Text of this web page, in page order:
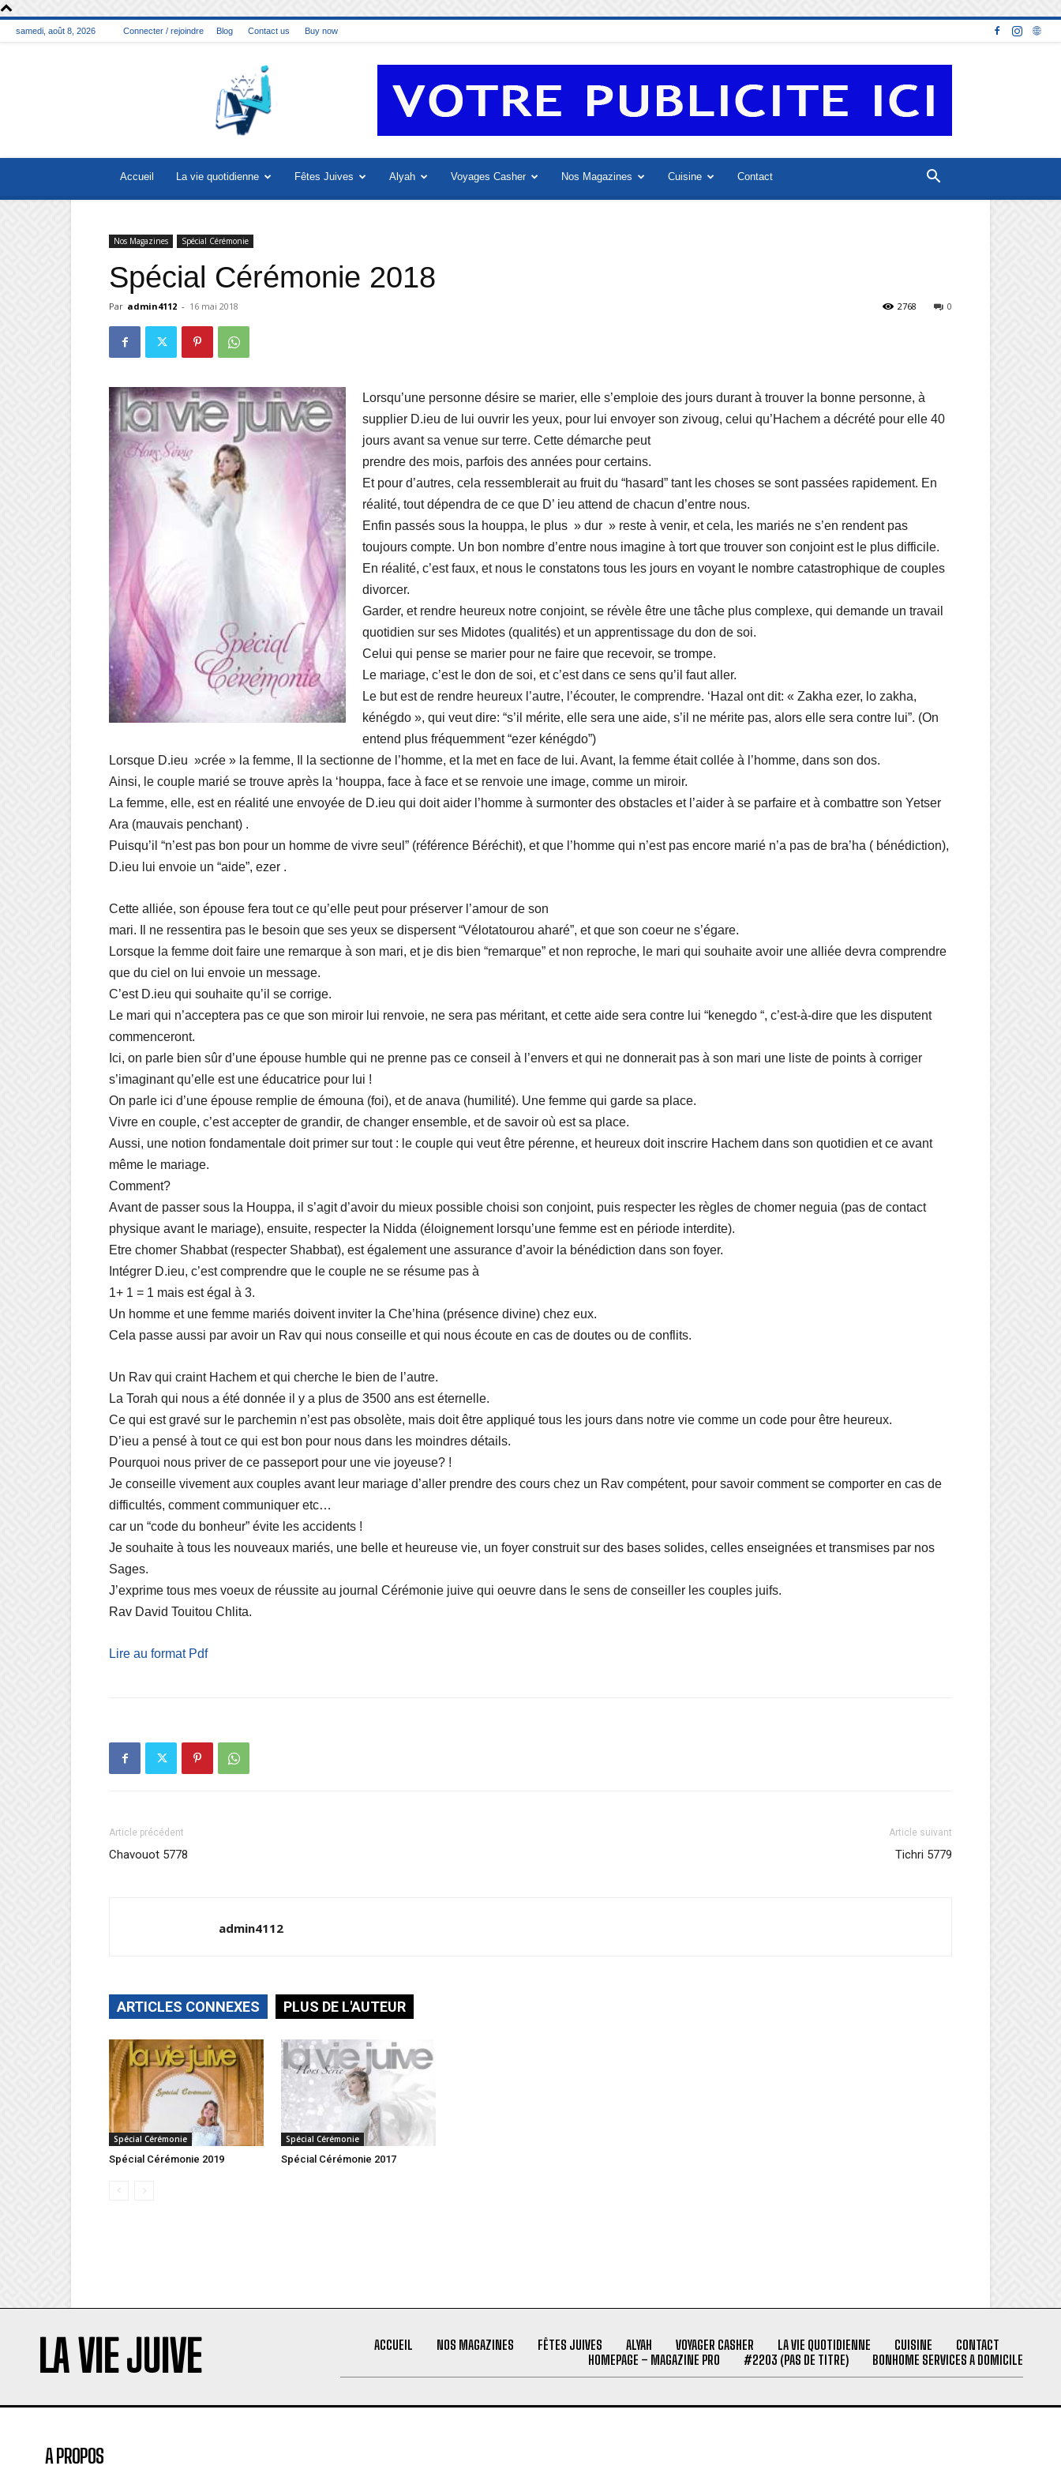
samedi, août 8, 2026 Connecter / rejoindre Blog Contact us Buy now
La
vie
juive
Accueil La vie quotidienne Fêtes Juives Alyah Voyages Casher Nos Magazines Cuisine Contact
Nos Magazines Spécial Cérémonie
Spécial Cérémonie 2018
Par admin4112 - 16 mai 2018 0
2768
Lorsqu’une personne désire se marier, elle s’emploie des jours durant à trouver la bonne personne, à
supplier D.ieu de lui ouvrir les yeux, pour lui envoyer son zivoug, celui qu’Hachem a décrété pour elle 40
jours avant sa venue sur terre. Cette démarche peut
prendre des mois, parfois des années pour certains.
Et pour d’autres, cela ressemblerait au fruit du “hasard” tant les choses se sont passées rapidement. En
réalité, tout dépendra de ce que D’ ieu attend de chacun d’entre nous.
Enfin passés sous la houppa, le plus » dur » reste à venir, et cela, les mariés ne s’en rendent pas
toujours compte. Un bon nombre d’entre nous imagine à tort que trouver son conjoint est le plus difficile.
En réalité, c’est faux, et nous le constatons tous les jours en voyant le nombre catastrophique de couples
divorcer.
Garder, et rendre heureux notre conjoint, se révèle être une tâche plus complexe, qui demande un travail
quotidien sur ses Midotes (qualités) et un apprentissage du don de soi.
Celui qui pense se marier pour ne faire que recevoir, se trompe.
Le mariage, c’est le don de soi, et c’est dans ce sens qu’il faut aller.
Le but est de rendre heureux l’autre, l’écouter, le comprendre. ‘Hazal ont dit: « Zakha ezer, lo zakha,
kénégdo », qui veut dire: “s’il mérite, elle sera une aide, s’il ne mérite pas, alors elle sera contre lui”. (On
entend plus fréquemment “ezer kénégdo”)
Lorsque D.ieu »crée » la femme, Il la sectionne de l’homme, et la met en face de lui. Avant, la femme était collée à l’homme, dans son dos.
Ainsi, le couple marié se trouve après la ‘houppa, face à face et se renvoie une image, comme un miroir.
La femme, elle, est en réalité une envoyée de D.ieu qui doit aider l’homme à surmonter des obstacles et l’aider à se parfaire et à combattre son Yetser
Ara (mauvais penchant) .
Puisqu’il “n’est pas bon pour un homme de vivre seul” (référence Béréchit), et que l’homme qui n’est pas encore marié n’a pas de bra’ha ( bénédiction),
D.ieu lui envoie un “aide”, ezer .
Cette alliée, son épouse fera tout ce qu’elle peut pour préserver l’amour de son
mari. Il ne ressentira pas le besoin que ses yeux se dispersent “Vélotatourou aharé”, et que son coeur ne s’égare.
Lorsque la femme doit faire une remarque à son mari, et je dis bien “remarque” et non reproche, le mari qui souhaite avoir une alliée devra comprendre
que du ciel on lui envoie un message.
C’est D.ieu qui souhaite qu’il se corrige.
Le mari qui n’acceptera pas ce que son miroir lui renvoie, ne sera pas méritant, et cette aide sera contre lui “kenegdo “, c’est-à-dire que les disputent
commenceront.
Ici, on parle bien sûr d’une épouse humble qui ne prenne pas ce conseil à l’envers et qui ne donnerait pas à son mari une liste de points à corriger
s’imaginant qu’elle est une éducatrice pour lui !
On parle ici d’une épouse remplie de émouna (foi), et de anava (humilité). Une femme qui garde sa place.
Vivre en couple, c’est accepter de grandir, de changer ensemble, et de savoir où est sa place.
Aussi, une notion fondamentale doit primer sur tout : le couple qui veut être pérenne, et heureux doit inscrire Hachem dans son quotidien et ce avant
même le mariage.
Comment?
Avant de passer sous la Houppa, il s’agit d’avoir du mieux possible choisi son conjoint, puis respecter les règles de chomer neguia (pas de contact
physique avant le mariage), ensuite, respecter la Nidda (éloignement lorsqu’une femme est en période interdite).
Etre chomer Shabbat (respecter Shabbat), est également une assurance d’avoir la bénédiction dans son foyer.
Intégrer D.ieu, c’est comprendre que le couple ne se résume pas à
1+ 1 = 1 mais est égal à 3.
Un homme et une femme mariés doivent inviter la Che’hina (présence divine) chez eux.
Cela passe aussi par avoir un Rav qui nous conseille et qui nous écoute en cas de doutes ou de conflits.
Un Rav qui craint Hachem et qui cherche le bien de l’autre.
La Torah qui nous a été donnée il y a plus de 3500 ans est éternelle.
Ce qui est gravé sur le parchemin n’est pas obsolète, mais doit être appliqué tous les jours dans notre vie comme un code pour être heureux.
D’ieu a pensé à tout ce qui est bon pour nous dans les moindres détails.
Pourquoi nous priver de ce passeport pour une vie joyeuse? !
Je conseille vivement aux couples avant leur mariage d’aller prendre des cours chez un Rav compétent, pour savoir comment se comporter en cas de
difficultés, comment communiquer etc…
car un “code du bonheur” évite les accidents !
Je souhaite à tous les nouveaux mariés, une belle et heureuse vie, un foyer construit sur des bases solides, celles enseignées et transmises par nos
Sages.
J’exprime tous mes voeux de réussite au journal Cérémonie juive qui oeuvre dans le sens de conseiller les couples juifs.
Rav David Touitou Chlita.
Lire au format Pdf
Article précédent
Chavouot 5778
Article suivant
Tichri 5779
admin4112
ARTICLES CONNEXES PLUS DE L'AUTEUR
Spécial Cérémonie
Spécial Cérémonie 2019
Spécial Cérémonie
Spécial Cérémonie 2017
LA VIE JUIVE ACCUEIL NOS MAGAZINES FÊTES JUIVES ALYAH VOYAGER CASHER LA VIE QUOTIDIENNE CUISINE
CONTACT
HOMEPAGE – MAGAZINE PRO
#2203 (PAS DE TITRE) BONHOME SERVICES A DOMICILE
A PROPOS